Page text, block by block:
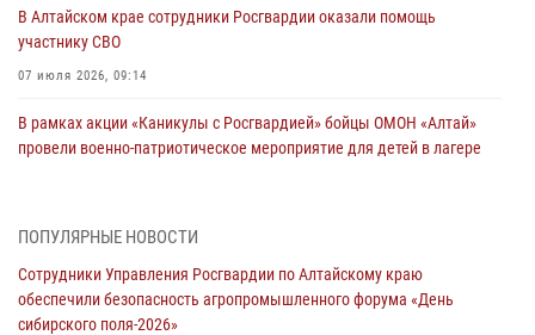
В Алтайском крае сотрудники Росгвардии оказали помощь
участнику СВО
07 июля 2026, 09:14
В рамках акции «Каникулы с Росгвардией» бойцы ОМОН «Алтай»
провели военно-патриотическое мероприятие для детей в лагере
акции «Коробка храбрости»
ПОПУЛЯРНЫЕ НОВОСТИ
Сотрудники Управления Росгвардии по Алтайскому краю
обеспечили безопасность агропромышленного форума «День
сибирского поля-2026»